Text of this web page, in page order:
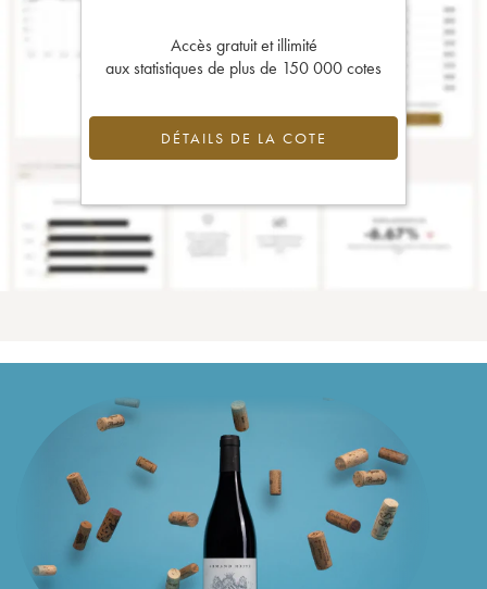
Accès gratuit et illimité
aux statistiques de plus de 150 000 cotes
DÉTAILS DE LA COTE